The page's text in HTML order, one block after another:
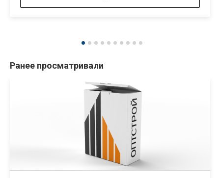
Ранее просматривали